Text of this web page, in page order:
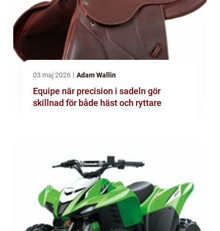
03 maj 2026 Adam Wallin
Equipe när precision i sadeln gör
skillnad för både häst och ryttare